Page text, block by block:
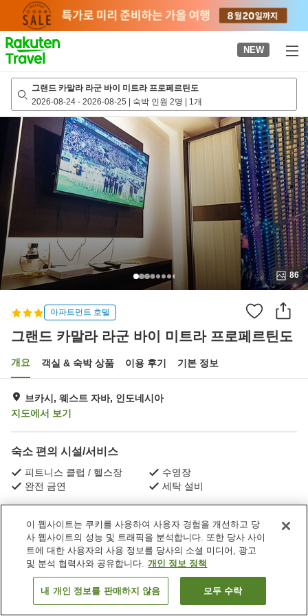
page
NEW
그랜드 카말라 라군 바이 미트라 프로페르틴도
2026-08-24 - 2026-08-25 | 숙박 인원 2명 | 1개
86
아파트먼트 호텔
그랜드 카말라 라군 바이 미트라 프로페르틴도
개요 객실 & 숙박 상품 이용 후기 기본 정보
브카시, 웨스트 자바, 인도네시아
지도에서 보기
숙소 편의 시설/서비스
피트니스 클럽 / 헬스장
수영장
완전 금연
세탁 설비
인도네시아 웨스트 자바
브카시
그랜드 카말라 라군 바이 미트라 프로페르틴도
객실 보기
이 웹사이트는 쿠키를 사용하여 사용자 경험을 개선하고 당
사 웹사이트의 성능 및 트래픽을 분석합니다. 또한 당사 사이
트에 대한 사용자의 사용 정보를 당사의 소셜 미디어, 광고
및 분석 협력사와 공유합니다. 개인 정보 정책
내 개인 정보를 판매하지 않음 모두 수락